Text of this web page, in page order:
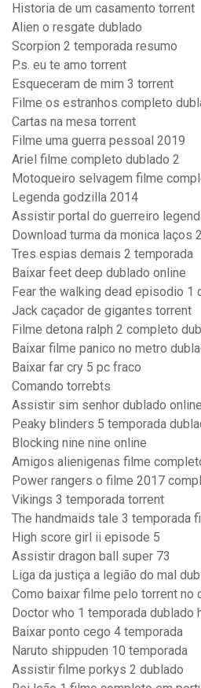
Historia de um casamento torrent
Alien o resgate dublado
Scorpion 2 temporada resumo
P.s. eu te amo torrent
Esqueceram de mim 3 torrent
Filme os estranhos completo
Cartas na mesa torrent
Filme uma guerra pessoal 2019
Ariel filme completo dublado 2
Motoqueiro selvagem filme
Legenda godzilla 2014
Assistir portal do guerreiro
Download turma da monica laços
Tres espias demais 2 temporada
Baixar feet deep dublado online
Fear the walking dead episodio 1
Jack caçador de gigantes torrent
Filme detona ralph 2 completo
Baixar filme panico no metro
Baixar far cry 5 pc fraco
Comando torrebts
Assistir sim senhor dublado
Peaky blinders 5 temporada
Blocking nine nine online
Amigos alienigenas filme
Power rangers o filme 2017
Vikings 3 temporada torrent
The handmaids tale 3 temporada
High score girl ii episode 5
Assistir dragon ball super 73
Liga da justiça a legião do mal
Como baixar filme pelo torrent no
Doctor who 1 temporada dublado
Baixar ponto cego 4 temporada
Naruto shippuden 10 temporada
Assistir filme porkys 2 dublado